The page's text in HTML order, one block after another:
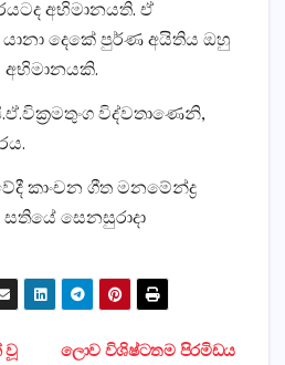
අභිමානයති. ඒ
දෙකේ පුර්ණ අයිතිය ඔහු
අභිමානයකි.
විද්වතාණෙනි,
කාංචන ගීත මනමේන්ද්‍ර
සෙනසුරාදා
ලොව විශිෂ්ටතම පිරමිඩය
වූ